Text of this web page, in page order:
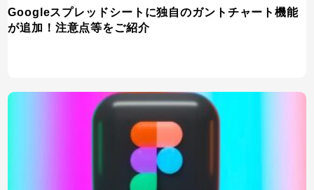
Googleスプレッドシートに独自のガントチャート機能
が追加！注意点等をご紹介